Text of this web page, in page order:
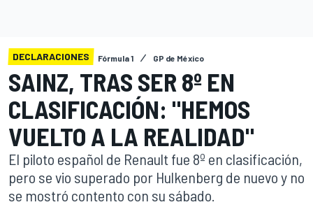
DECLARACIONES Fórmula 1 GP de México
SAINZ, TRAS SER 8º EN
CLASIFICACIÓN: "HEMOS
VUELTO A LA REALIDAD"
El piloto español de Renault fue 8º en clasificación,
pero se vio superado por Hulkenberg de nuevo y no
se mostró contento con su sábado.